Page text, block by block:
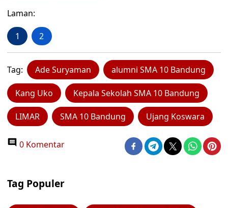
Laman:
1 2
Tag: Ade Suryaman alumni SMA 10 Bandung
Kang Uko Kepala Sekolah SMA 10 Bandung
LIMAR SMA 10 Bandung Ujang Koswara
0 Komentar
Tag Populer